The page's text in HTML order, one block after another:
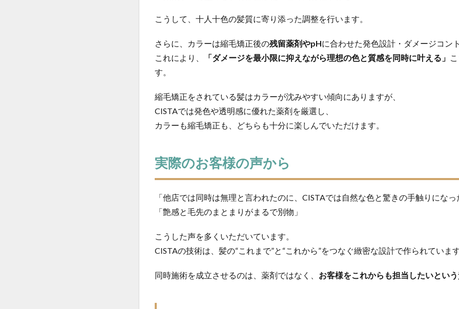
こうして、十人十色の髪質に寄り添った調整を行います。
さらに、カラーは縮毛矯正後の残留薬剤やpHに合わせた発色設計・ダメージコン
これにより、
「ダメージを最小限に抑えながら理想の色と質感を同時に叶える」
す。
縮毛矯正をされている髪はカラーが沈みやすい傾向にありますが、
CISTAでは発色や透明感に優れた薬剤を厳選し、
カラーも縮毛矯正も、どちらも十分に楽しんでいただけます。
実際のお客様の声から
「他店では同時は無理と言われたのに、CISTAでは自然な色と驚きの手触りになっ
「艶感と毛先のまとまりがまるで別物」
こうした声を多くいただいています。
CISTAの技術は、髪の“これまで”と“これから”をつなぐ緻密な設計で作られています
同時施術を成立させるのは、薬剤ではなく、 お客様をこれからも担当したいとい